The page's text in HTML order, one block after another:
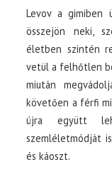
Levov a gimiben
összejön neki,
életben szintén
vetül a felhőtlen
miután
követően a férfi
újra együtt
szemléletmódját
és káoszt.